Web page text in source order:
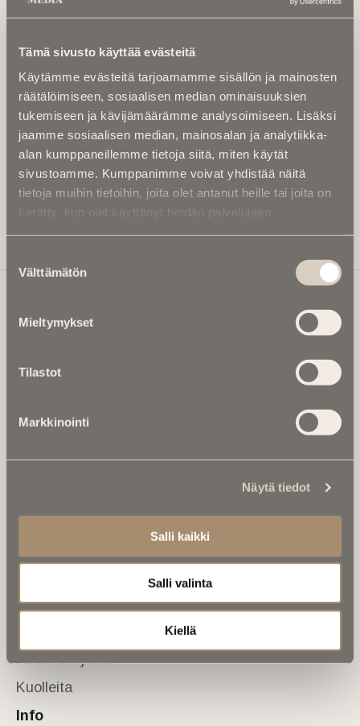
Tämä sivusto käyttää evästeitä
Käytämme evästeitä tarjoamamme sisällön ja mainosten
räätälöimiseen, sosiaalisen median ominaisuuksien
tukemiseen ja kävijämäärämme analysoimiseen. Lisäksi
jaamme sosiaalisen median, mainosalan ja analytiikka-
alan kumppaneillemme tietoja siitä, miten käytät
sivustoamme. Kumppanimme voivat yhdistää näitä
tietoja muihin tietoihin, joita olet antanut heille tai joita on
kerätty, kun olet käyttänyt heidän palvelujaan.
valinta
Välttämätön
Mieltymykset
Tilastot
Markkinointi
Näytä tiedot
Salli kaikki
Salli valinta
Kiellä
Tilaa uutiskirje - Pääset heti parhaiden
Kirjoita alle sähköpostiosoitteesi niin saat kaksi kertaa
kuukaudessa Ikuisuusmedian uutiskirjeen ja varmistat,
etteivät kiinnostavat artikkelit jää huomaamatta.
Uutiskirje on maksuton eikä se velvoita mihinkään.
Kirjoita tähän sähköpostiosoite, johon haluat uutiskirjeen
Ikuisuusmedia
Ikuisuusmedia on kuolinuutisointiin keskittynyt uusi ja
valtakunnallinen mediabrändi. Julkaisemme uusimmat
Tietoa meistä
Etusivu
Kalenterista
Asiantuntijoilta
Kuolleita
Info